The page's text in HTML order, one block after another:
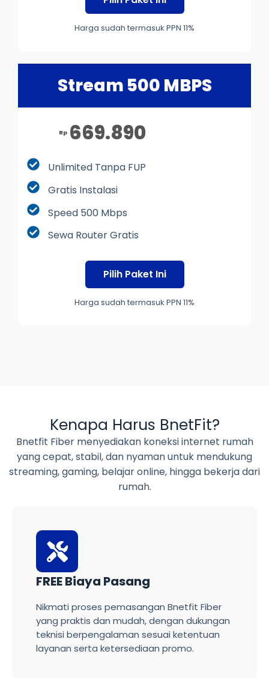
Harga sudah termasuk PPN 11%
Stream 500 MBPS
Rp 669.890
Unlimited Tanpa FUP
Gratis Instalasi
Speed 500 Mbps
Sewa Router Gratis
Pilih Paket Ini
Harga sudah termasuk PPN 11%
Kenapa Harus BnetFit?
Bnetfit Fiber menyediakan koneksi internet rumah
yang cepat, stabil, dan nyaman untuk mendukung
streaming, gaming, belajar online, hingga bekerja dari
rumah.
FREE Biaya Pasang
Nikmati proses pemasangan Bnetfit Fiber
yang praktis dan mudah, dengan dukungan
teknisi berpengalaman sesuai ketentuan
layanan serta ketersediaan promo.